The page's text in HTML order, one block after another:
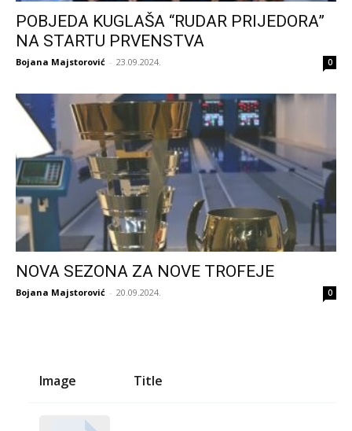
POBJEDA KUGLAŠA “RUDAR PRIJEDORA”
NA STARTU PRVENSTVA
Bojana Majstorović - 23.09.2024. 0
NOVA SEZONA ZA NOVE TROFEJE
Bojana Majstorović - 20.09.2024. 0
Image Title